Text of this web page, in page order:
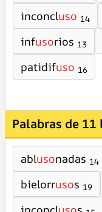
inconcluso 14
infusorios 13
patidifuso 16
Palabras de 11
ablusonadas 14
bielorrusos 19